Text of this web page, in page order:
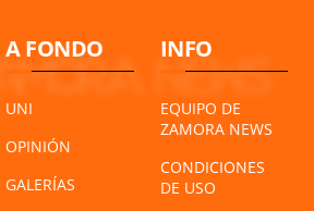
A FONDO
UNI
OPINIÓN
GALERÍAS
INFO
EQUIPO DE
ZAMORA NEWS
CONDICIONES
DE USO